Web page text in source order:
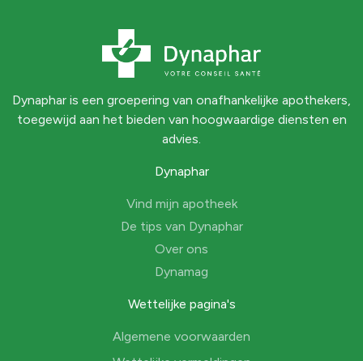
Dynaphar is een groepering van onafhankelijke apothekers,
toegewijd aan het bieden van hoogwaardige diensten en
advies.
Dynaphar
Vind mijn apotheek
De tips van Dynaphar
Over ons
Dynamag
Wettelijke pagina's
Algemene voorwaarden